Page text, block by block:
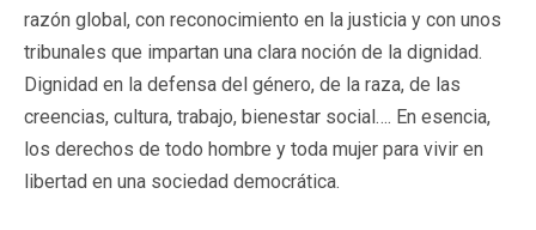
razón global, con reconocimiento en la justicia y con unos
tribunales que impartan una clara noción de la dignidad.
Dignidad en la defensa del género, de la raza, de las
creencias, cultura, trabajo, bienestar social…. En esencia,
los derechos de todo hombre y toda mujer para vivir en
libertad en una sociedad democrática.